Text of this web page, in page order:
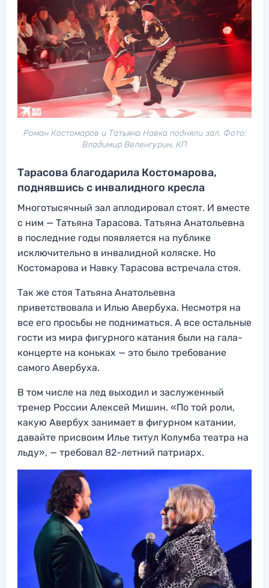
Роман Костомаров и Татьяна Навка подняли зал. Фото:
Владимир Веленгурин, КП
Тарасова благодарила Костомарова,
поднявшись с инвалидного кресла
Многотысячный зал аплодировал стоят. И вместе
с ним — Татьяна Тарасова. Татьяна Анатольевна
в последние годы появляется на публике
исключительно в инвалидной коляске. Но
Костомарова и Навку Тарасова встречала стоя.
Так же стоя Татьяна Анатольевна
приветствовала и Илью Авербуха. Несмотря на
все его просьбы не подниматься. А все остальные
гости из мира фигурного катания были на гала-
концерте на коньках — это было требование
самого Авербуха.
В том числе на лед выходил и заслуженный
тренер России Алексей Мишин. «По той роли,
какую Авербух занимает в фигурном катании,
давайте присвоим Илье титул Колумба театра на
льду», — требовал 82-летний патриарх.